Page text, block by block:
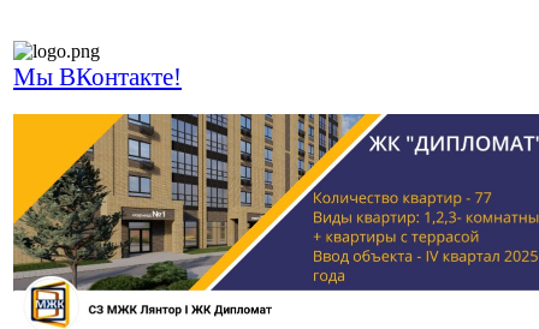
Мы ВКонтакте!